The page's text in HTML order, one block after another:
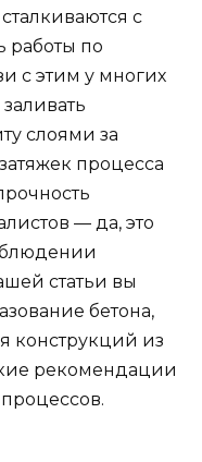
с
работы по
с этим у многих
слоями за
процесса
— да, это
статьи вы
бетона,
конструкций из
рекомендации